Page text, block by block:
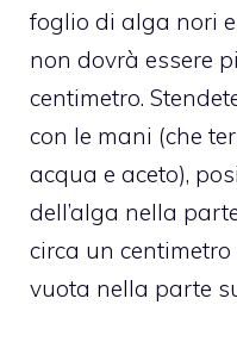
foglio di alga nori
non dovrà essere
centimetro.
con le mani (che
acqua e aceto),
dell’alga nella
circa un
vuota nella parte